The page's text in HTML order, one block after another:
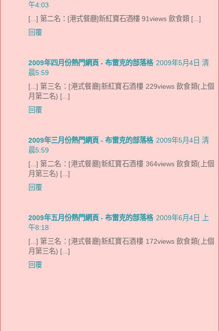
午4:03
[...] 第二名：[港式餐廳]新紅寶石酒樓 91views 飲食類 [...]
回覆
2009年四月份熱門網頁 - 布雷克的部落格 2009年5月4日 清
晨5:59
[...] 第三名：[港式餐廳]新紅寶石酒樓 229views 飲食類(上個
月第二名) [...]
回覆
2009年三月份熱門網頁 - 布雷克的部落格 2009年5月4日 清
晨5:59
[...] 第二名：[港式餐廳]新紅寶石酒樓 364views 飲食類(上個
月第三名) [...]
回覆
2009年五月份熱門網頁 - 布雷克的部落格 2009年6月4日 上
午8:18
[...] 第三名：[港式餐廳]新紅寶石酒樓 172views 飲食類(上個
月第三名) [...]
回覆